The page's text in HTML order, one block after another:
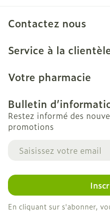
Contactez nous
Service à la
Votre pharmacie
Bulletin
Restez informé des
promotions
Adresse mail
En cliquant sur s'abonner,